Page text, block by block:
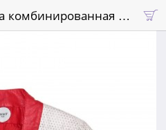

Parrot Куртка-косуха комбинированная цветная